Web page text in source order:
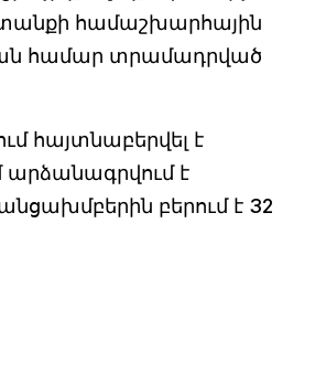
համաշխարհային
համար տրամադրված
հայտնաբերվել է
արձանագրվում է
բերում է 32